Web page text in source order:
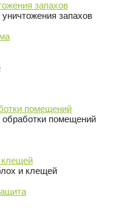
запахов
запахов
помещений
помещений
клещей
и клещей